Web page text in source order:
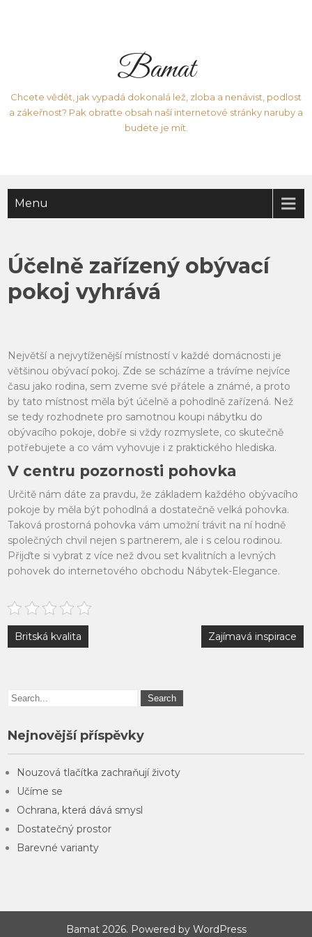
Bamat
Chcete vědět, jak vypadá dokonalá lež, zloba a nenávist, podlost
a zákeřnost? Pak obraťte obsah naší internetové stránky naruby a
budete je mít.
Menu
Účelně zařízený obývací
pokoj vyhrává
Největší a nejvytíženější místností v každé domácnosti je
většinou obývací pokoj. Zde se scházíme a trávíme nejvíce
času jako rodina, sem zveme své přátele a známé, a proto
by tato místnost měla být účelně a pohodlně zařízená. Než
se tedy rozhodnete pro samotnou koupi nábytku do
obývacího pokoje, dobře si vždy rozmyslete, co skutečně
potřebujete a co vám vyhovuje i z praktického hlediska.
V centru pozornosti pohovka
Určitě nám dáte za pravdu, že základem každého obývacího
pokoje by měla být pohodlná a dostatečně velká pohovka.
Taková prostorná pohovka vám umožní trávit na ní hodně
společných chvil nejen s partnerem, ale i s celou rodinou.
Přijďte si vybrat z více než dvou set kvalitních a levných
pohovek do internetového obchodu Nábytek-Elegance.
Navigace
pro
Britská kvalita Zajímavá inspirace
Nejnovější příspěvky
Nouzová tlačítka zachraňují životy
Učíme se
Ochrana, která dává smysl
Dostatečný prostor
Barevné varianty
Bamat 2026. Powered by WordPress